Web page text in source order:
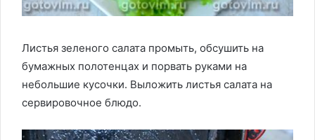
Листья зеленого салата промыть, обсушить на
бумажных полотенцах и порвать руками на
небольшие кусочки. Выложить листья салата на
сервировочное блюдо.